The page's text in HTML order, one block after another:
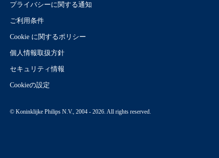
プライバシーに関する通知
ご利用条件
Cookie に関するポリシー
個人情報取扱方針
セキュリティ情報
Cookieの設定
© Koninklijke Philips N.V., 2004 - 2026. All rights reserved.